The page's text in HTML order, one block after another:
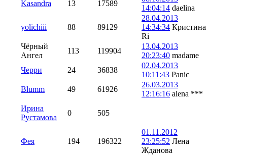
Kasandra 13 17589
14:04:14 daelina
yolichiii 88 89129
28.04.2013
14:34:34 Кристина
Ri
Чёрный
Ангел
113 119904
13.04.2013
20:23:40 madame
Черри 24 36838
02.04.2013
10:11:43 Panic
Blumm 49 61926
26.03.2013
12:16:16 alena ***
Ирина
Рустамова
0 505
Фея 194 196322
01.11.2012
23:25:52 Лена
Жданова